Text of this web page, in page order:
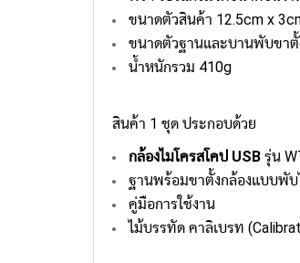
ขนาดตัวสินค้า 12.5cm x
ขนาดตัวฐานและบานพับขาตั้
น้ำหนักรวม 410g
สินค้า 1 ชุด ประกอบด้วย
กล้องไมโครสโคป USB รุ่น
ฐานพร้อมขาตั้งกล้องแบบพับ
คู่มือการใช้งาน
ไม้บรรทัด คาลิเบรท